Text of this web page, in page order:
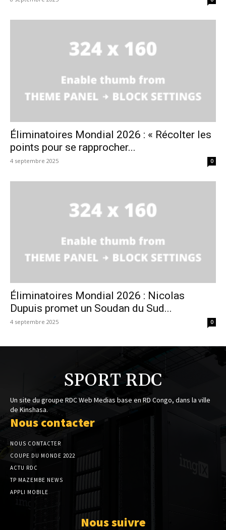
Éliminatoires Mondial 2026 : « Récolter les
points pour se rapprocher...
4 septembre 2025 0
Éliminatoires Mondial 2026 : Nicolas
Dupuis promet un Soudan du Sud...
4 septembre 2025 0
SPORT RDC
Un site du groupe RDC Web Medias base en RD Congo, dans la ville
de Kinshasa.
Nous contacter
NOUS CONTACTER
COUPE DU MONDE 2022
ACTU RDC
TP MAZEMBE NEWS
APPLI MOBILE
Nous suivre